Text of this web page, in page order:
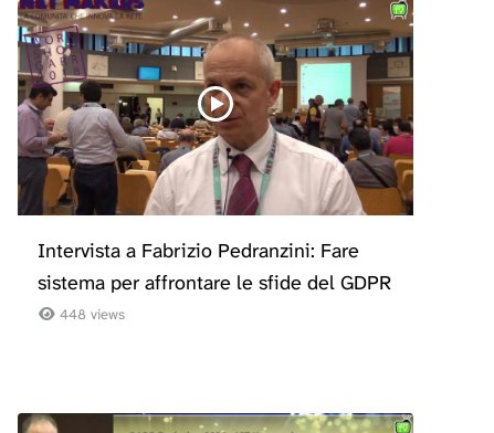
Intervista a Fabrizio Pedranzini: Fare
sistema per affrontare le sfide del GDPR
448 views